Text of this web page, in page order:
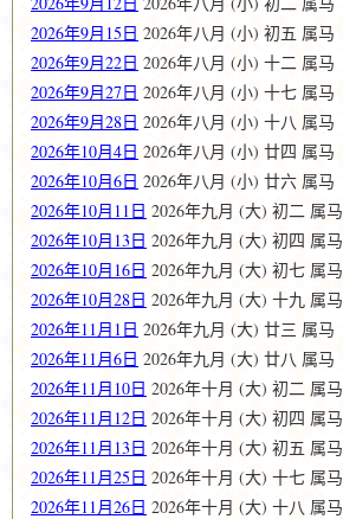
2026年9月15日 2026年八月 (小) 初五 属马
2026年9月22日 2026年八月 (小) 十二 属马
2026年9月27日 2026年八月 (小) 十七 属马
2026年9月28日 2026年八月 (小) 十八 属马
2026年10月4日 2026年八月 (小) 廿四 属马
2026年10月6日 2026年八月 (小) 廿六 属马
2026年10月11日 2026年九月 (大) 初二 属马
2026年10月13日 2026年九月 (大) 初四 属马
2026年10月16日 2026年九月 (大) 初七 属马
2026年10月28日 2026年九月 (大) 十九 属马
2026年11月1日 2026年九月 (大) 廿三 属马
2026年11月6日 2026年九月 (大) 廿八 属马
2026年11月10日 2026年十月 (大) 初二 属马
2026年11月12日 2026年十月 (大) 初四 属马
2026年11月13日 2026年十月 (大) 初五 属马
2026年11月25日 2026年十月 (大) 十七 属马
2026年11月26日 2026年十月 (大) 十八 属马